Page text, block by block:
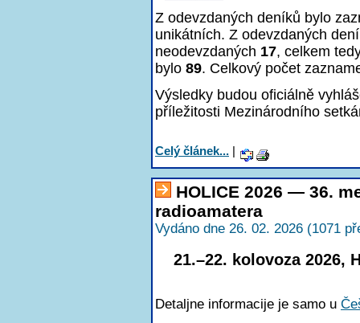
Z odevzdaných deníků bylo
unikátních. Z odevzdaných
neodevzdaných 17, celkem
bylo 89. Celkový počet
Výsledky budou oficiálně
příležitosti Mezinárodního
Celý článek... |
HOLICE 2026 — 36.
radioamatera
Vydáno dne 26. 02. 2026 (1071
21.–22. kolovoza 2026,
Detaljne informacije je samo u